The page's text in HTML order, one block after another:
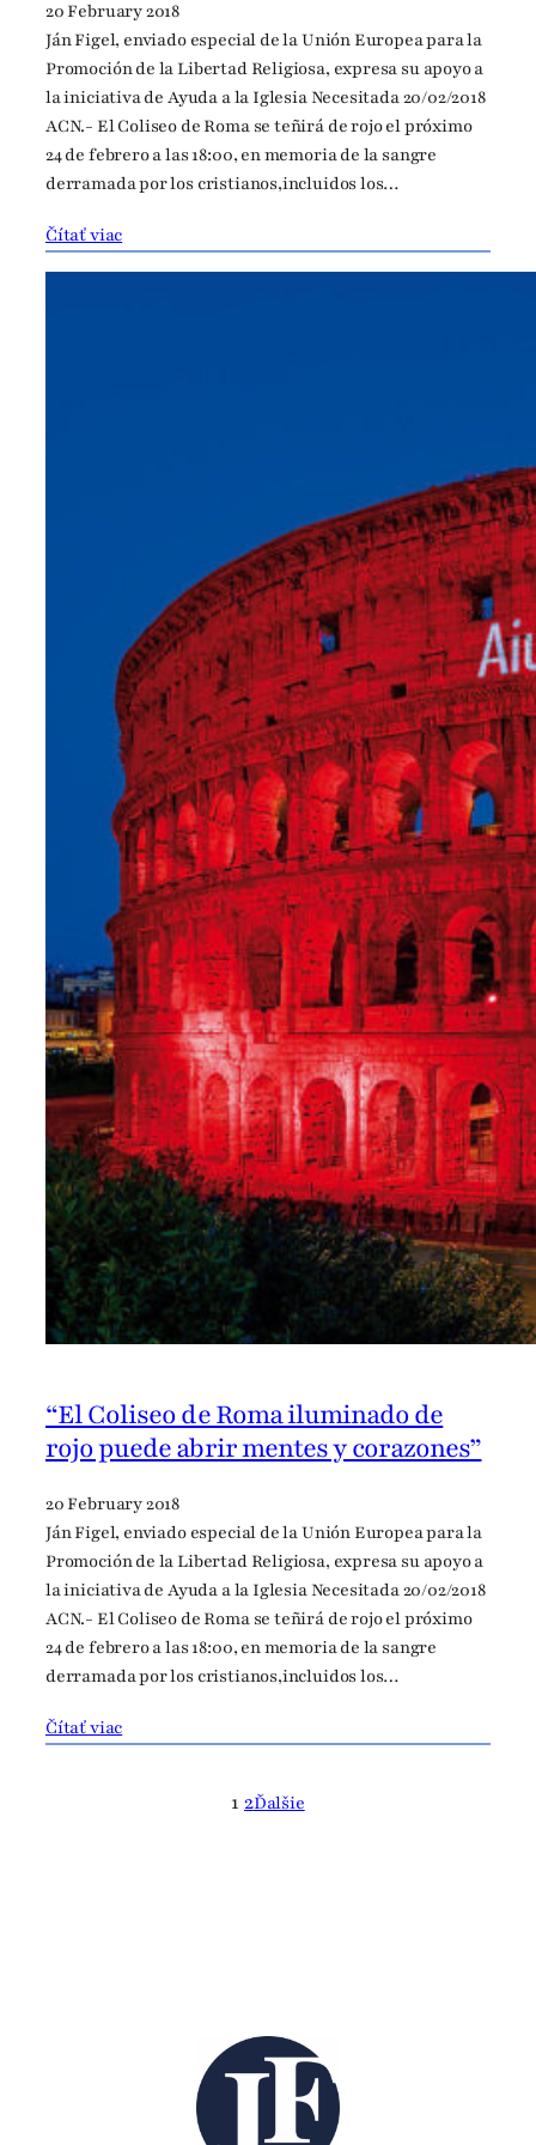
20 February 2018
Ján Figel, enviado especial de la Unión Europea para la
Promoción de la Libertad Religiosa, expresa su apoyo a
la iniciativa de Ayuda a la Iglesia Necesitada 20/02/2018
ACN.- El Coliseo de Roma se teñirá de rojo el próximo
24 de febrero a las 18:00, en memoria de la sangre
derramada por los cristianos,incluidos los…
Čítať viac
“El Coliseo de Roma iluminado de
rojo puede abrir mentes y corazones”
20 February 2018
Ján Figel, enviado especial de la Unión Europea para la
Promoción de la Libertad Religiosa, expresa su apoyo a
la iniciativa de Ayuda a la Iglesia Necesitada 20/02/2018
ACN.- El Coliseo de Roma se teñirá de rojo el próximo
24 de febrero a las 18:00, en memoria de la sangre
derramada por los cristianos,incluidos los…
Čítať viac
1 2Ďalšie